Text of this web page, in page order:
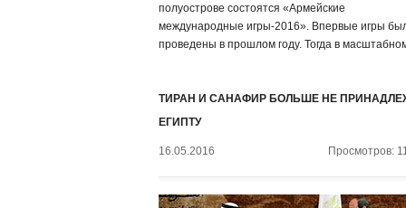
полуострове состоятся «Армейские
международные игры-2016». Впервые игры
проведены в прошлом году. Тогда в
ТИРАН И САНАФИР БОЛЬШЕ НЕ
ЕГИПТУ
16.05.2016 Просмотров: